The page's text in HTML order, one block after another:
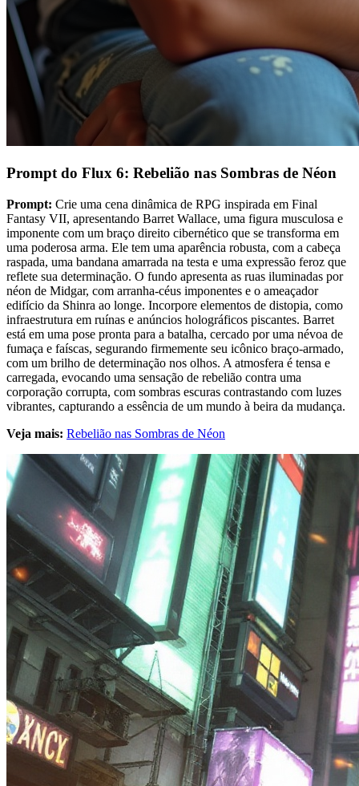
Prompt do Flux 6: Rebelião nas Sombras de Néon
Prompt: Crie uma cena dinâmica de RPG inspirada em Final
Fantasy VII, apresentando Barret Wallace, uma figura musculosa e
imponente com um braço direito cibernético que se transforma em
uma poderosa arma. Ele tem uma aparência robusta, com a cabeça
raspada, uma bandana amarrada na testa e uma expressão feroz que
reflete sua determinação. O fundo apresenta as ruas iluminadas por
néon de Midgar, com arranha-céus imponentes e o ameaçador
edifício da Shinra ao longe. Incorpore elementos de distopia, como
infraestrutura em ruínas e anúncios holográficos piscantes. Barret
está em uma pose pronta para a batalha, cercado por uma névoa de
fumaça e faíscas, segurando firmemente seu icônico braço-armado,
com um brilho de determinação nos olhos. A atmosfera é tensa e
carregada, evocando uma sensação de rebelião contra uma
corporação corrupta, com sombras escuras contrastando com luzes
vibrantes, capturando a essência de um mundo à beira da mudança.
Veja mais: Rebelião nas Sombras de Néon